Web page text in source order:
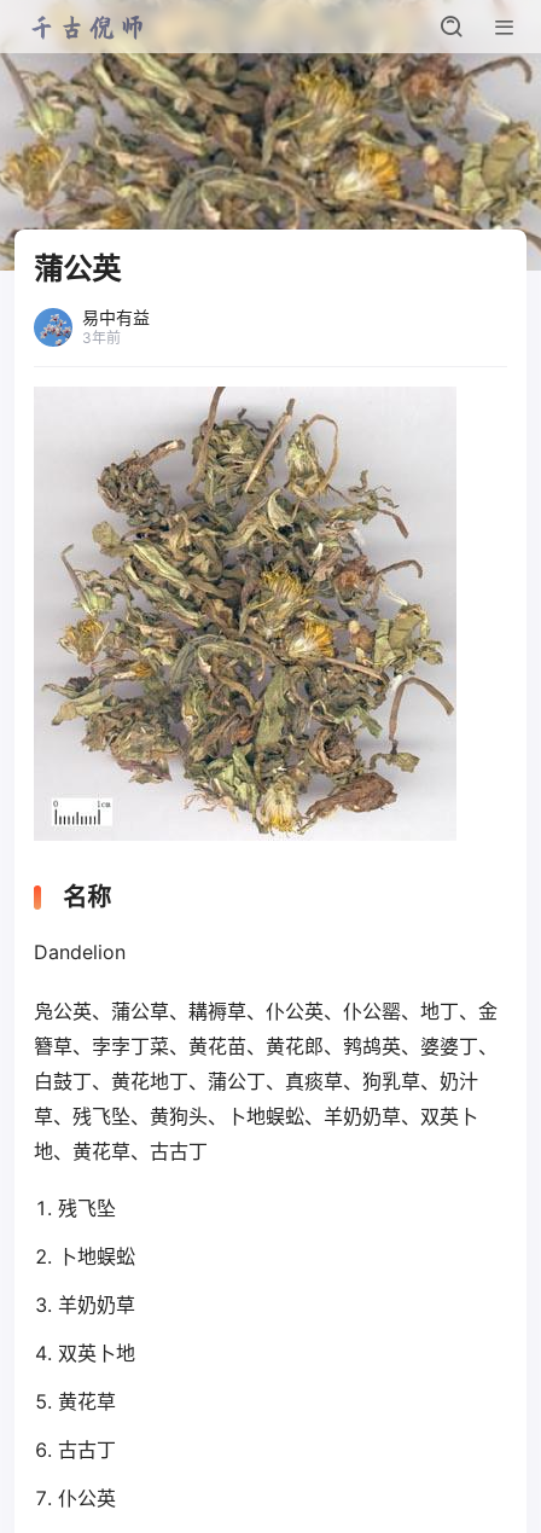
蒲公英
易中有益
3年前
名称
Dandelion
凫公英、蒲公草、耩褥草、仆公英、仆公罂、地丁、金
簪草、孛孛丁菜、黄花苗、黄花郎、鹁鸪英、婆婆丁、
白鼓丁、黄花地丁、蒲公丁、真痰草、狗乳草、奶汁
草、残飞坠、黄狗头、卜地蜈蚣、羊奶奶草、双英卜
地、黄花草、古古丁
残飞坠
卜地蜈蚣
羊奶奶草
双英卜地
黄花草
古古丁
仆公英